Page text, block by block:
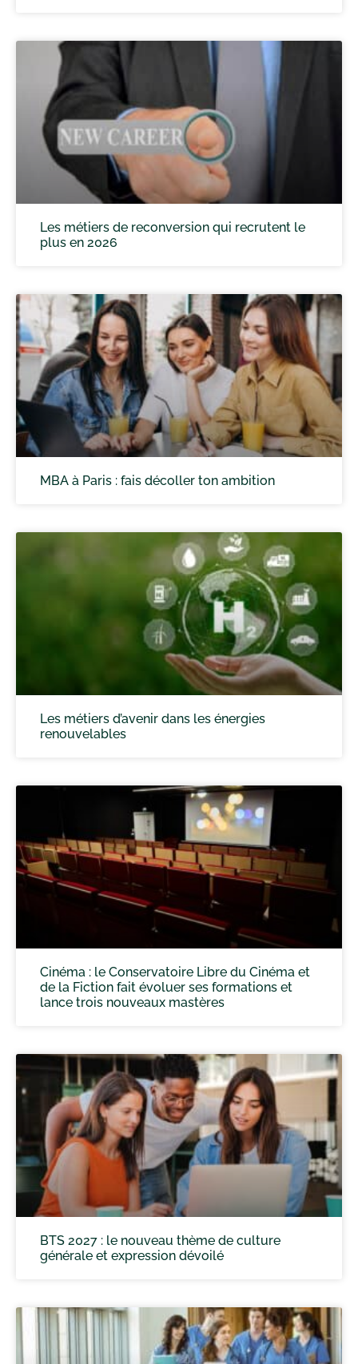
Les métiers de reconversion qui recrutent le
plus en 2026
MBA à Paris : fais décoller ton ambition
Les métiers d’avenir dans les énergies
renouvelables
Cinéma : le Conservatoire Libre du Cinéma et
de la Fiction fait évoluer ses formations et
lance trois nouveaux mastères
BTS 2027 : le nouveau thème de culture
générale et expression dévoilé